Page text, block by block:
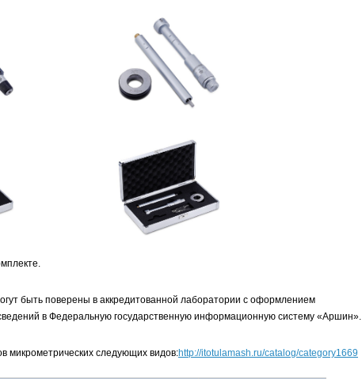
быть поверены в аккредитованной лаборатории с оформлением
в Федеральную государственную информационную систему «Аршин».
микрометрических следующих видов:http://itotulamash.ru/catalog/category1669